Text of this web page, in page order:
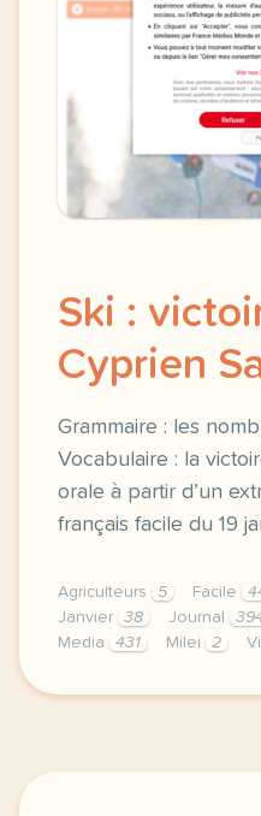
Ski :
Cyprien
Grammaire : les
Vocabulaire : la
orale à partir d’un
français facile du 19
Agriculteurs 5 Facile
Janvier
38 Journal
Media
431 Milei 2
exercice a1 ski